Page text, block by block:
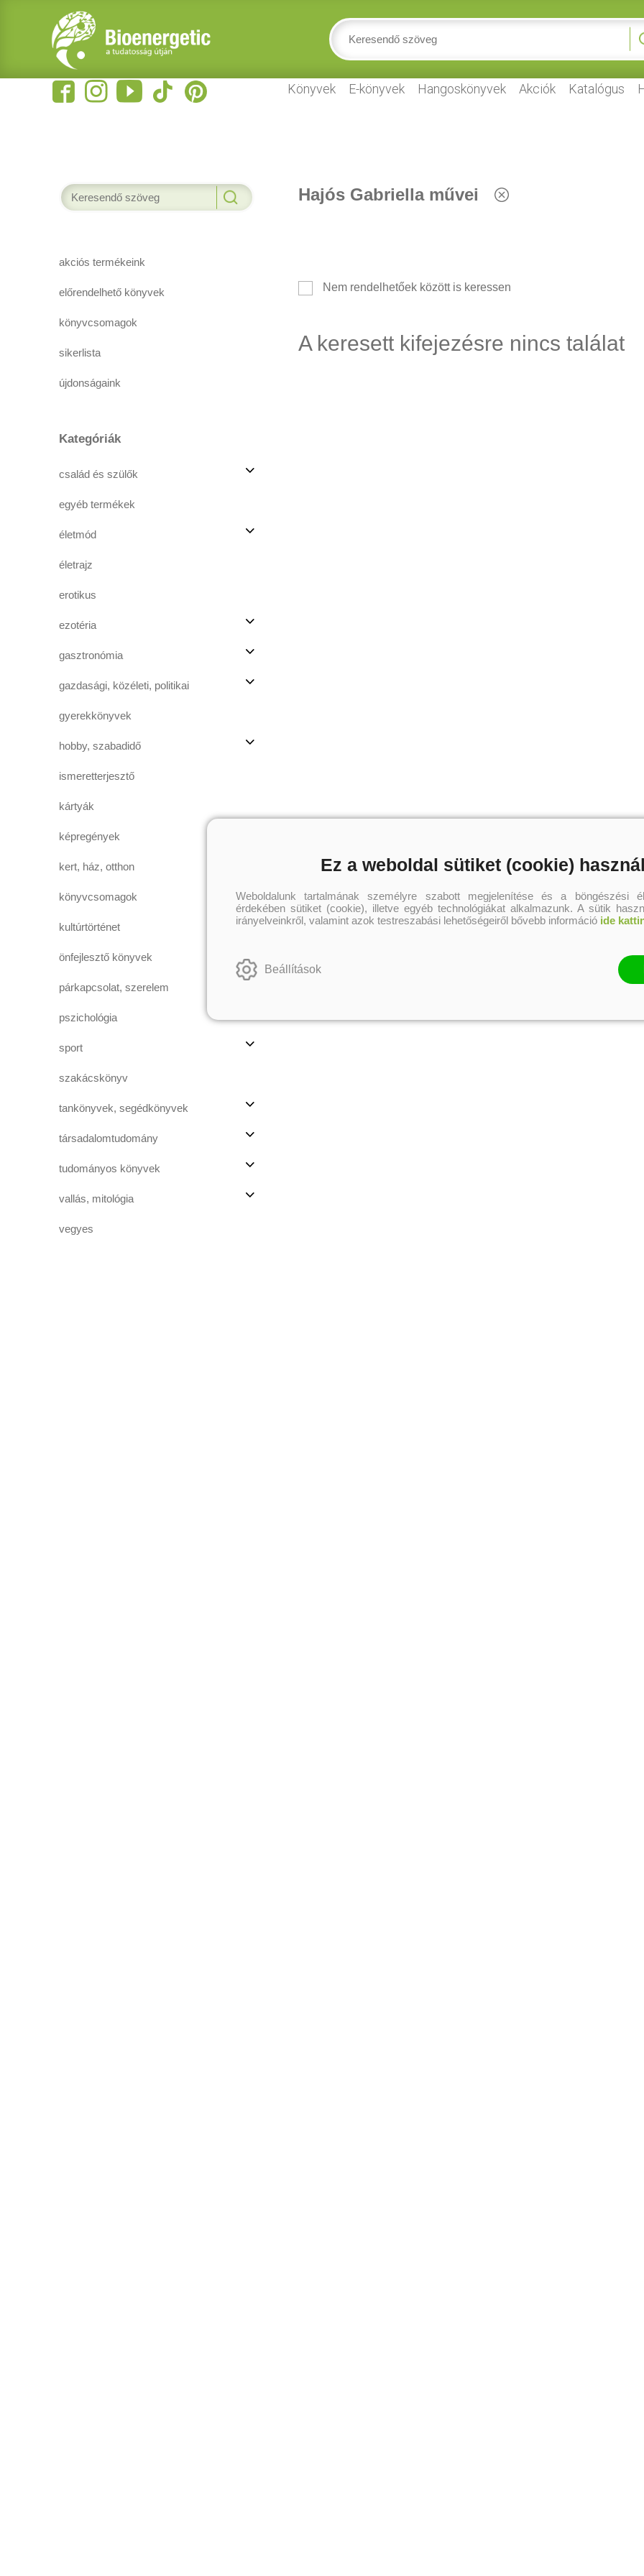
akciós termékeink
előrendelhető könyvek
könyvcsomagok
sikerlista
újdonságaink
Kategóriák
család és szülők
egyéb termékek
életmód
életrajz
erotikus
ezotéria
gasztronómia
gazdasági, közéleti, politikai
gyerekkönyvek
hobby, szabadidő
ismeretterjesztő
kártyák
képregények
kert, ház, otthon
könyvcsomagok
kultúrtörténet
önfejlesztő könyvek
párkapcsolat, szerelem
pszichológia
sport
szakácskönyv
tankönyvek, segédkönyvek
társadalomtudomány
tudományos könyvek
vallás, mitológia
vegyes
Hajós Gabriella művei
Nem rendelhetőek között is keressen
A keresett kifejezésre nincs találat
Ez a weboldal sütiket (cookie) használ
Weboldalunk tartalmának személyre szabott megjelenítése és a böngészési
érdekében sütiket (cookie), illetve egyéb technológiákat alkalmazunk. A sütik
irányelveinkről, valamint azok testreszabási lehetőségeiről bővebb információ ide
Beállítások